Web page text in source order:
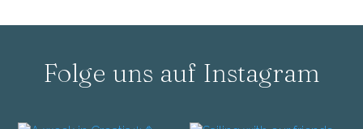
Folge uns auf Instagram